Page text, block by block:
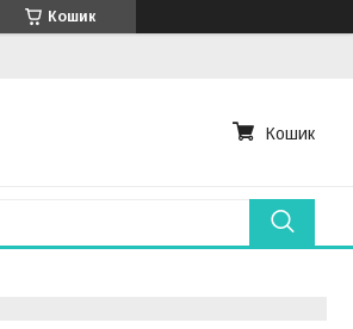
Кошик
Кошик